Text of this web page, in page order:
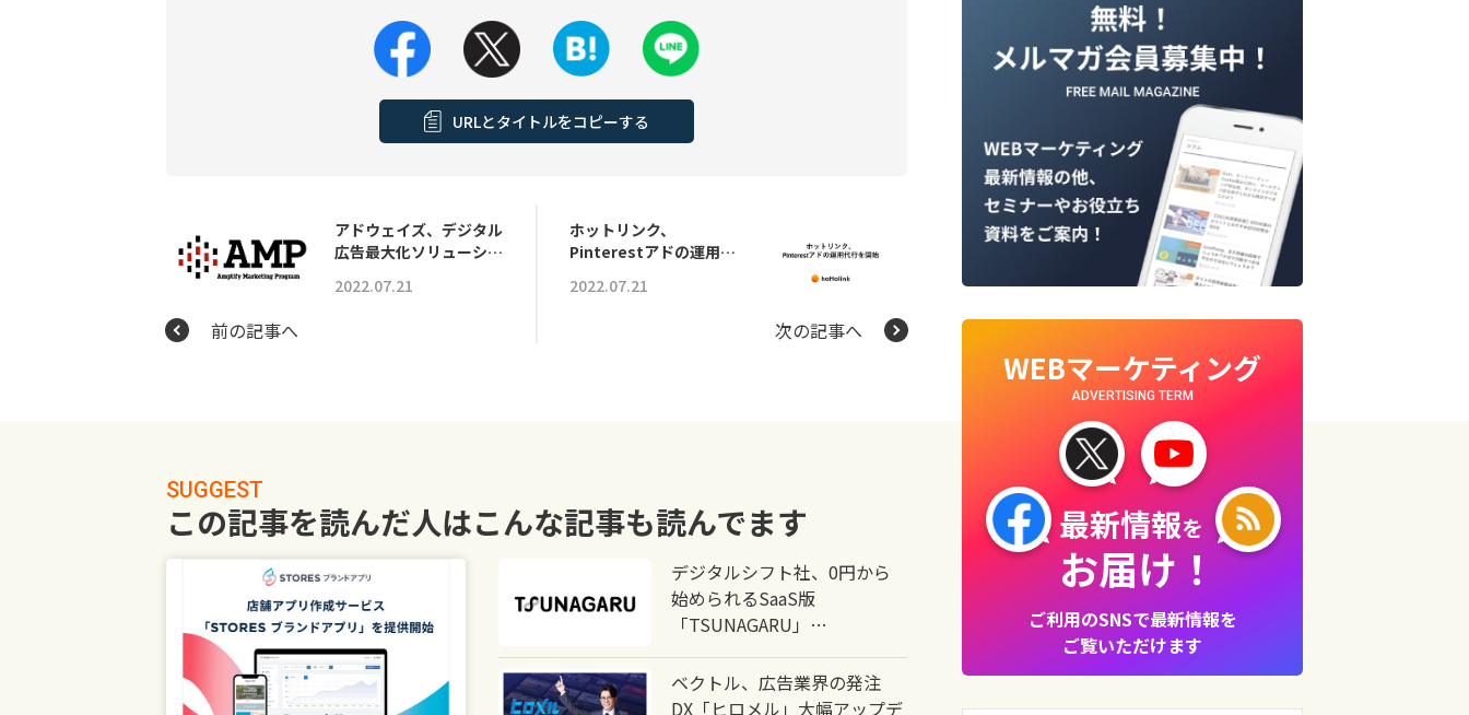
URLとタイトルをコピーする
アドウェイズ、デジタル
広告最大化ソリューシ…
2022.07.21
前の記事へ
ホットリンク、
Pinterestアドの運用…
2022.07.21
次の記事へ
SUGGEST
この記事を読んだ人はこんな記事も読んでます
デジタルシフト社、0円から
始められるSaaS版
「TSUNAGARU」…
ベクトル、広告業界の発注
DX「ヒロメル」大幅アップデ
WEBマーケティング
ADVERTISING TERM
最新情報を
お届け！
ご利用のSNSで最新情報を
ご覧いただけます